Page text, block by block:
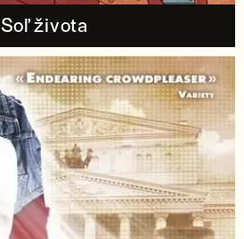
Soľ života